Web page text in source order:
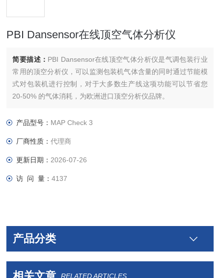
PBI Dansensor在线顶空气体分析仪
简要描述： PBI Dansensor在线顶空气体分析仪是气调包装行业
常用的顶空分析仪，可以监测包装机气体含量的同时通过节能模
式对包装机进行控制，对于大多数生产线这项功能可以节省您
20-50% 的气体消耗，为欧洲进口顶空分析仪品牌。
产品型号： MAP Check 3
厂商性质：代理商
更新日期： 2026-07-26
访 问 量：4137
产品分类
RELATED ARTICLES